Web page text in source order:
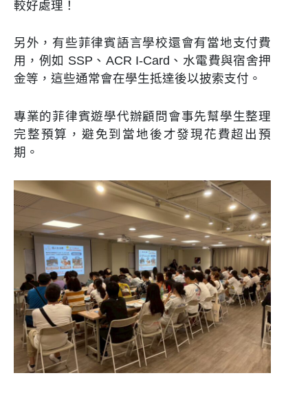
較好處理！
另外，有些菲律賓語言學校還會有當地支付費
用，例如 SSP、ACR I-Card、水電費與宿舍押
金等，這些通常會在學生抵達後以披索支付。
專業的菲律賓遊學代辦顧問會事先幫學生整理
完整預算，避免到當地後才發現花費超出預
期。